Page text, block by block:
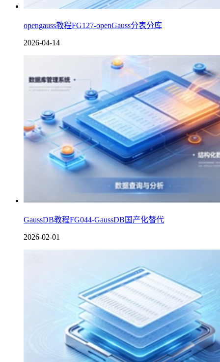
opengauss教程FG127-openGauss分表分库
2026-04-14
GaussDB教程FG044-GaussDB国产化替代
2026-02-01